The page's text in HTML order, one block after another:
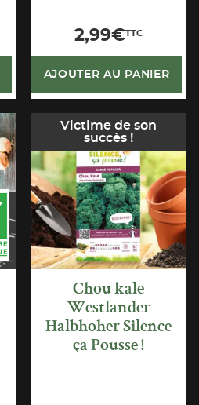
2,99€TTC
AJOUTER AU PANIER
Victime de son
succès !
Chou kale
Westlander
Halbhoher Silence
ça Pousse !
APERÇU
RAPIDE